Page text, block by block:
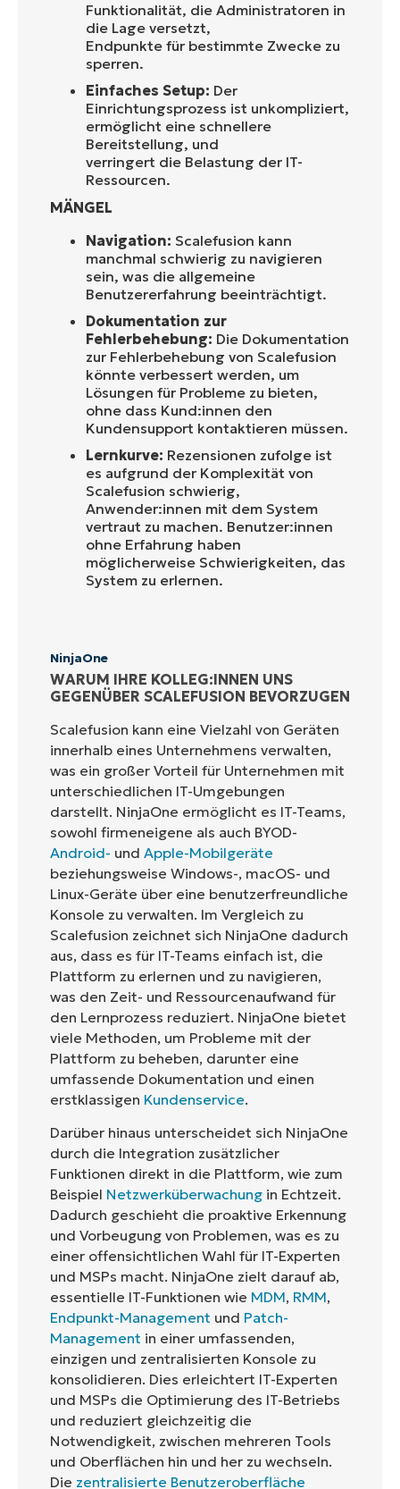
Funktionalität, die Administratoren in
die Lage versetzt,
Endpunkte für bestimmte Zwecke zu
sperren.
Einfaches Setup: Der
Einrichtungsprozess ist unkompliziert,
ermöglicht eine schnellere
Bereitstellung, und
verringert die Belastung der IT-
Ressourcen.
MÄNGEL
Navigation: Scalefusion kann
manchmal schwierig zu navigieren
sein, was die allgemeine
Benutzererfahrung beeinträchtigt.
Dokumentation zur
Fehlerbehebung: Die Dokumentation
zur Fehlerbehebung von Scalefusion
könnte verbessert werden, um
Lösungen für Probleme zu bieten,
ohne dass Kund:innen den
Kundensupport kontaktieren müssen.
Lernkurve: Rezensionen zufolge ist
es aufgrund der Komplexität von
Scalefusion schwierig,
Anwender:innen mit dem System
vertraut zu machen. Benutzer:innen
ohne Erfahrung haben
möglicherweise Schwierigkeiten, das
System zu erlernen.
NinjaOne
WARUM IHRE KOLLEG:INNEN UNS
GEGENÜBER SCALEFUSION BEVORZUGEN
Scalefusion kann eine Vielzahl von Geräten
innerhalb eines Unternehmens verwalten,
was ein großer Vorteil für Unternehmen mit
unterschiedlichen IT-Umgebungen
darstellt. NinjaOne ermöglicht es IT-Teams,
sowohl firmeneigene als auch BYOD-
Android- und Apple-Mobilgeräte
beziehungsweise Windows-, macOS- und
Linux-Geräte über eine benutzerfreundliche
Konsole zu verwalten. Im Vergleich zu
Scalefusion zeichnet sich NinjaOne dadurch
aus, dass es für IT-Teams einfach ist, die
Plattform zu erlernen und zu navigieren,
was den Zeit- und Ressourcenaufwand für
den Lernprozess reduziert. NinjaOne bietet
viele Methoden, um Probleme mit der
Plattform zu beheben, darunter eine
umfassende Dokumentation und einen
erstklassigen Kundenservice.
Darüber hinaus unterscheidet sich NinjaOne
durch die Integration zusätzlicher
Funktionen direkt in die Plattform, wie zum
Beispiel Netzwerküberwachung in Echtzeit.
Dadurch geschieht die proaktive Erkennung
und Vorbeugung von Problemen, was es zu
einer offensichtlichen Wahl für IT-Experten
und MSPs macht. NinjaOne zielt darauf ab,
essentielle IT-Funktionen wie MDM, RMM,
Endpunkt-Management und Patch-
Management in einer umfassenden,
einzigen und zentralisierten Konsole zu
konsolidieren. Dies erleichtert IT-Experten
und MSPs die Optimierung des IT-Betriebs
und reduziert gleichzeitig die
Notwendigkeit, zwischen mehreren Tools
und Oberflächen hin und her zu wechseln.
Die zentralisierte Benutzeroberfläche